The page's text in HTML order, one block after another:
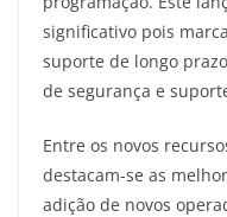
significativo pois
suporte de longo
de segurança e
Entre os novos
destacam-se as
adição de novos